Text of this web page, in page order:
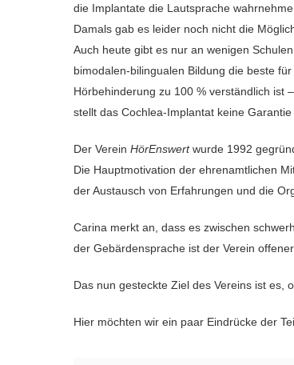
die Implantate die Lautsprache
Damals gab es leider noch nicht die
Auch heute gibt es nur an wenigen
bimodalen-bilingualen Bildung die beste
Hörbehinderung zu 100 % verständlich ist
stellt das Cochlea-Implantat keine
Der Verein HörEnswertwurde 1992
Die Hauptmotivation der ehrenamtlichen
der Austausch von Erfahrungen und die
Carina merkt an, dass es zwischen
der Gebärdensprache ist der Verein
Das nun gesteckte Ziel des Vereins ist es,
Hier möchten wir ein paar Eindrücke der